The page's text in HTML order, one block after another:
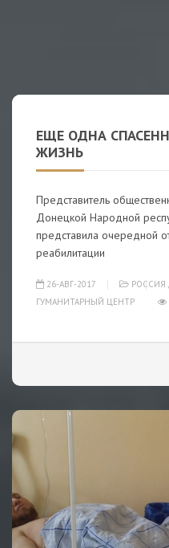
ЕЩЕ ОДНА
ЖИЗНЬ
Представитель
Донецкой Народной
представила очередной
реабилитации
26-АВГ-2017 РОССИЯ
ГУМАНИТАРНЫЙ ЦЕНТР